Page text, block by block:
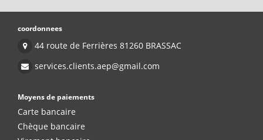
coordonnees
44 route de Ferrières 81260 BRASSAC
services.clients.aep@gmail.com
Moyens de paiements
Carte bancaire
Chèque bancaire